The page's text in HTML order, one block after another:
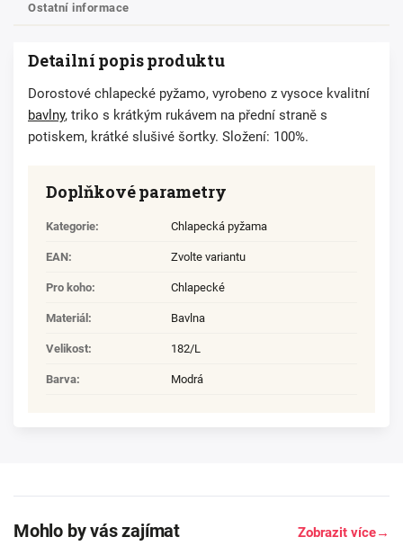
Ostatní informace
Detailní popis produktu
Dorostové chlapecké pyžamo, vyrobeno z vysoce kvalitní
bavlny, triko s krátkým rukávem na přední straně s
potiskem, krátké slušivé šortky. Složení: 100%.
Doplňkové parametry
Kategorie: Chlapecká pyžama
EAN: Zvolte variantu
Pro koho: Chlapecké
Materiál : Bavlna
Velikost: 182/L
Barva: Modrá
Mohlo by vás zajímat Zobrazit více→